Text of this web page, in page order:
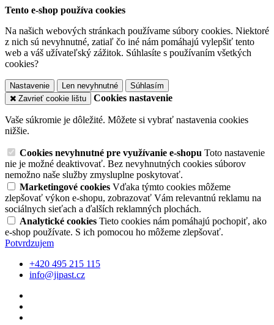
Tento e-shop používa cookies
Na našich webových stránkach používame súbory cookies. Niektoré
z nich sú nevyhnutné, zatiaľ čo iné nám pomáhajú vylepšiť tento
web a váš užívateľský zážitok. Súhlasíte s používaním všetkých
cookies?
Nastavenie Len nevyhnutné
Súhlasím
Zavrieť cookie lištu
Cookies nastavenie
Vaše súkromie je dôležité. Môžete si vybrať nastavenia cookies
nižšie.
Cookies nevyhnutné pre využívanie e-shopu Toto nastavenie
nie je možné deaktivovať. Bez nevyhnutných cookies súborov
nemožno naše služby zmysluplne poskytovať.
Marketingové cookies Vďaka týmto cookies môžeme
zlepšovať výkon e-shopu, zobrazovať Vám relevantnú reklamu na
sociálnych sieťach a ďalších reklamných plochách.
Analytické cookies Tieto cookies nám pomáhajú pochopiť, ako
e-shop používate. S ich pomocou ho môžeme zlepšovať.
Potvrdzujem
+420 495 215 115
info@jipast.cz